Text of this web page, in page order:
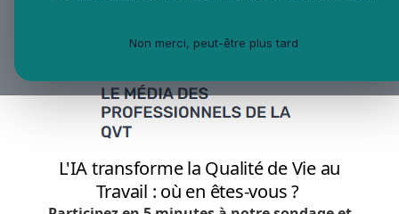
Non merci, peut-être plus tard